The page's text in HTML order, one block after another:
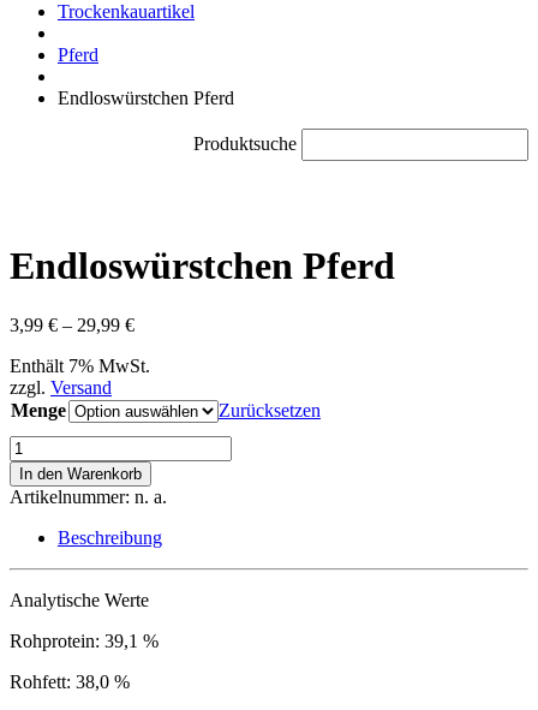
Trockenkauartikel
Pferd
Endloswürstchen Pferd
Produktsuche
Endloswürstchen Pferd
3,99 € – 29,99 €Preisspanne:
bis
Enthält 7% MwSt.
zzgl. Versand
Menge
Zurücksetzen
Endloswürstchen
Pferd
Menge
In den Warenkorb
Artikelnummer: n. a.
Beschreibung
Analytische Werte
Rohprotein: 39,1 %
Rohfett: 38,0 %